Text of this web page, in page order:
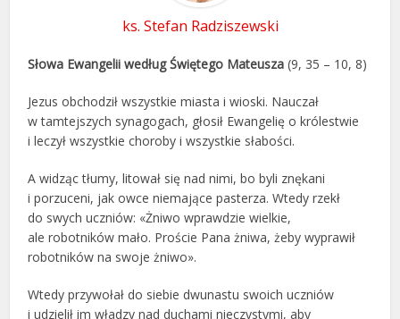
ks. Stefan Radziszewski
Słowa Ewangelii według Świętego Mateusza (9, 35 – 10, 8)
Jezus obchodził wszystkie miasta i wioski. Nauczał
w tamtejszych synagogach, głosił Ewangelię o królestwie
i leczył wszystkie choroby i wszystkie słabości.
A widząc tłumy, litował się nad nimi, bo byli znękani
i porzuceni, jak owce niemające pasterza. Wtedy rzekł
do swych uczniów: «Żniwo wprawdzie wielkie,
ale robotników mało. Proście Pana żniwa, żeby wyprawił
robotników na swoje żniwo».
Wtedy przywołał do siebie dwunastu swoich uczniów
i udzielił im władzy nad duchami nieczystymi, aby